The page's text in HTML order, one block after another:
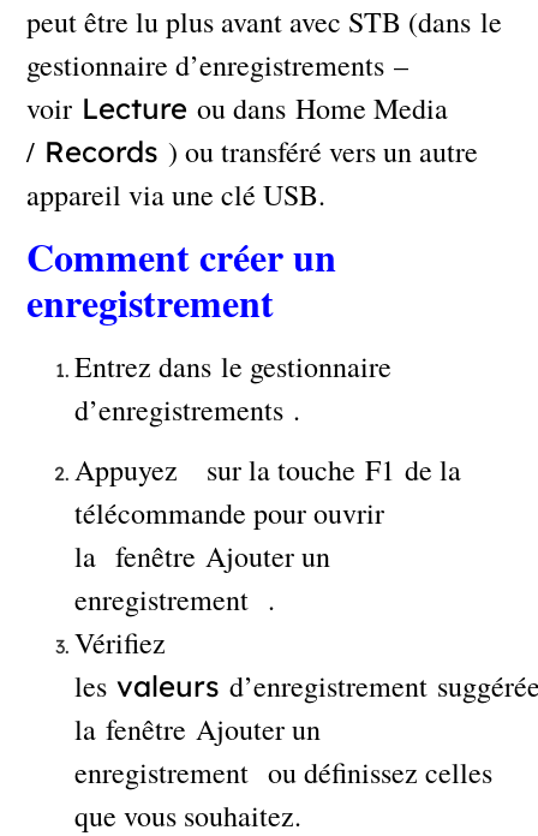
peut être lu plus avant avec STB (dans le
gestionnaire d’enregistrements –
voir Lecture ou dans Home Media
/ Records ) ou transféré vers un autre
appareil via une clé USB.
Comment créer un
enregistrement
Entrez dans le gestionnaire
d’enregistrements .
Appuyez sur la touche F1 de la
télécommande pour ouvrir
la fenêtre Ajouter un
enregistrement .
Vérifiez
lesvaleurs d’enregistrement
la fenêtre Ajouter un
enregistrement ou définissez celles
que vous souhaitez.